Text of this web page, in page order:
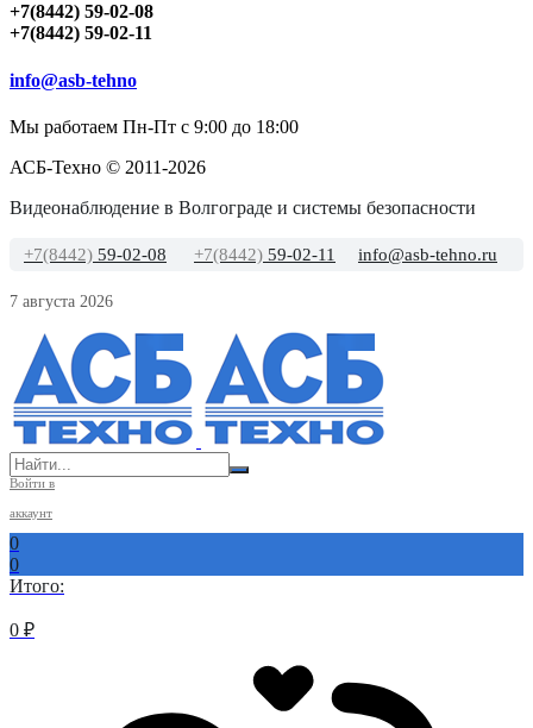
+7(8442) 59-02-08
+7(8442) 59-02-11
info@asb-tehno
Мы работаем Пн-Пт с 9:00 до 18:00
АСБ-Техно © 2011-2026
Видеонаблюдение в Волгограде и системы безопасности
+7(8442) 59-02-08 +7(8442) 59-02-11 info@asb-tehno.ru
7 августа 2026
Войти в
аккаунт
0
0
Итого:
0 ₽